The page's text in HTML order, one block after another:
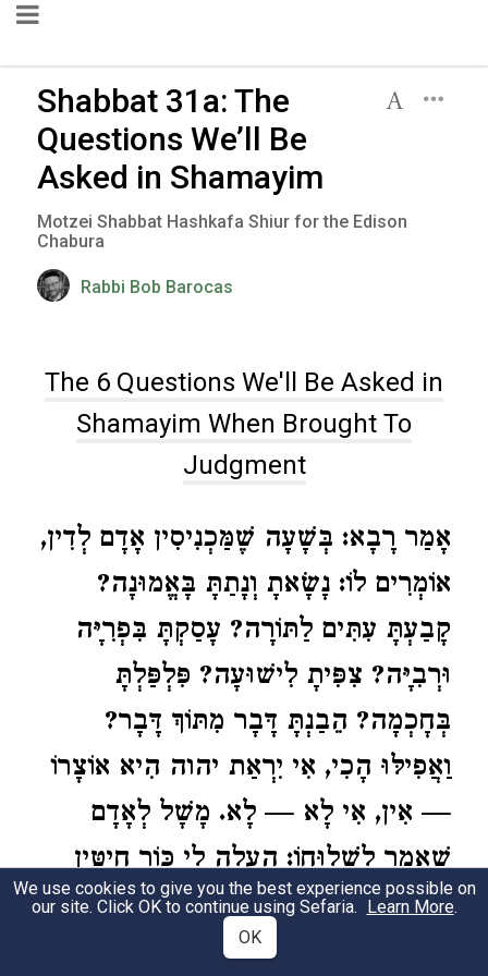
Shabbat 31a: The
Questions We’ll Be
Asked in Shamayim
Motzei Shabbat Hashkafa Shiur for the Edison
Chabura
Rabbi Bob Barocas
The 6 Questions We'll Be Asked in
Shamayim When Brought To
Judgment
אָמַר רָבָא: בְּשָׁעָה שֶׁמַּכְנִיסִין אָדָם לְדִין,
אוֹמְרִים לוֹ: נָשָׂאתָ וְנָתַתָּ בָּאֱמוּנָה?
קָבַעְתָּ עִתִּים לַתּוֹרָה? עָסַקְתָּ בִּפְרִיָּה
וּרְבִיָּה? צִפִּיתָ לִישׁוּעָה? פִּלְפַּלְתָּ
בְּחׇכְמָה? הֵבַנְתָּ דָּבָר מִתּוֹךְ דָּבָר?
וַאֲפִילּוּ הָכִי, אִי יִרְאַת יהוה הִיא אוֹצָרוֹ
— אִין, אִי לָא — לָא. מָשָׁל לְאָדָם
שֶׁאָמַר לִשְׁלוּחוֹ: הַעֲלֵה לִי כּוֹר חִיטִּין
לָעֲלִיָּיה. הָלַךְ וְהֶעֱלָה לוֹ. אָמַר לוֹ:
עֵירַבְתָּ לִי בָּהֶן קַב חוֹמְטוֹן? אָמַר לוֹ:
We use cookies to give you the best experience possible on
our site. Click OK to continue using Sefaria. Learn More.
OK